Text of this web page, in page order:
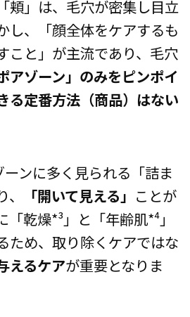
頬」は、毛穴が密集し目立
し、「顔全体をケアするも
こと」が主流であり、毛穴
アゾーン」のみをピンポイ
る定番方法（商品）はない
ンに多く見られる「詰ま
「開いて見える」 ことが
乾燥*³」と「年齢肌*⁴」
ため、取り除くケアではな
えるケアが重要となりま